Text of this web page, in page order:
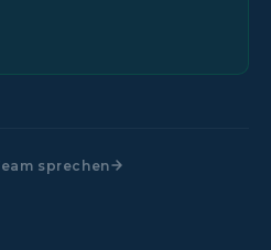
sprechen